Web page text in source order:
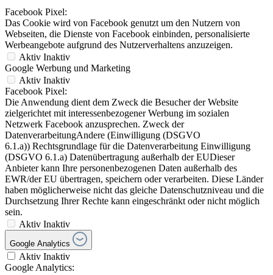
Facebook Pixel:
Das Cookie wird von Facebook genutzt um den Nutzern von
Webseiten, die Dienste von Facebook einbinden, personalisierte
Werbeangebote aufgrund des Nutzerverhaltens anzuzeigen.
Aktiv Inaktiv
Google Werbung und Marketing
Aktiv Inaktiv
Facebook Pixel:
Die Anwendung dient dem Zweck die Besucher der Website
zielgerichtet mit interessenbezogener Werbung im sozialen
Netzwerk Facebook anzusprechen. Zweck der
DatenverarbeitungAndere (Einwilligung (DSGVO
6.1.a)) Rechtsgrundlage für die Datenverarbeitung Einwilligung
(DSGVO 6.1.a) Datenübertragung außerhalb der EUDieser
Anbieter kann Ihre personenbezogenen Daten außerhalb des
EWR/der EU übertragen, speichern oder verarbeiten. Diese Länder
haben möglicherweise nicht das gleiche Datenschutzniveau und die
Durchsetzung Ihrer Rechte kann eingeschränkt oder nicht möglich
sein.
Aktiv Inaktiv
Google Analytics
Aktiv Inaktiv
Google Analytics: